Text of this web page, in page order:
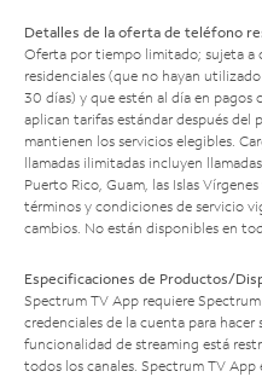
Detalles de la oferta de teléfono
Oferta por tiempo limitado; sujeta a
residenciales (que no hayan
30 días) y que estén al día en pagos
aplican tarifas estándar después del
mantienen los servicios elegibles.
llamadas ilimitadas incluyen
Puerto Rico, Guam, las Islas
términos y condiciones de servicio
cambios. No están disponibles en
Especificaciones de Productos/
Spectrum TV App requiere
credenciales de la cuenta para
funcionalidad de streaming está
todos los canales. Spectrum TV